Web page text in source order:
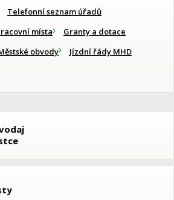
Telefonní seznam úřadů
místa
Granty a dotace
obvody Jízdní řády MHD